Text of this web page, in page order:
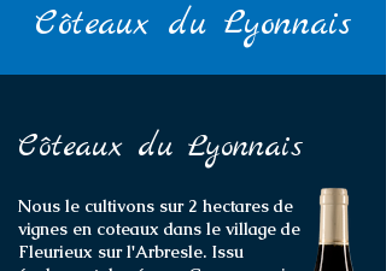
Côteaux du Lyonnais
Côteaux du Lyonnais
Nous le cultivons sur 2 hectares de
vignes en coteaux dans le village de
Fleurieux sur l'Arbresle. Issu